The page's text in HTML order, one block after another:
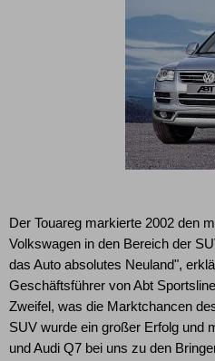
Der Touareg markierte 2002 den
Volkswagen in den Bereich der
das Auto absolutes Neuland",
Geschäftsführer von Abt
Zweifel, was die Marktchancen
SUV wurde ein großer Erfolg und
und Audi Q7 bei uns zu den